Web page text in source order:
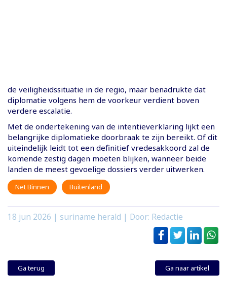
de veiligheidssituatie in de regio, maar benadrukte dat
diplomatie volgens hem de voorkeur verdient boven
verdere escalatie.
Met de ondertekening van de intentieverklaring lijkt een
belangrijke diplomatieke doorbraak te zijn bereikt. Of dit
uiteindelijk leidt tot een definitief vredesakkoord zal de
komende zestig dagen moeten blijken, wanneer beide
landen de meest gevoelige dossiers verder uitwerken.
Net Binnen Buitenland
18 jun 2026 | suriname herald | Door: Redactie
Ga terug Ga naar artikel